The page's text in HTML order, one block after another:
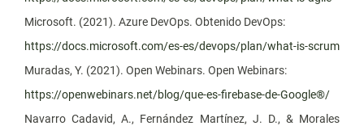
Microsoft. (2021). Azure DevOps. Obtenido DevOps:
https://docs.microsoft.com/es-es/devops/plan/what-is-scrum
Muradas, Y. (2021). Open Webinars. Open Webinars:
https://openwebinars.net/blog/que-es-firebase-de-Google®/
Navarro Cadavid, A., Fernández Martínez, J. D., & Morales